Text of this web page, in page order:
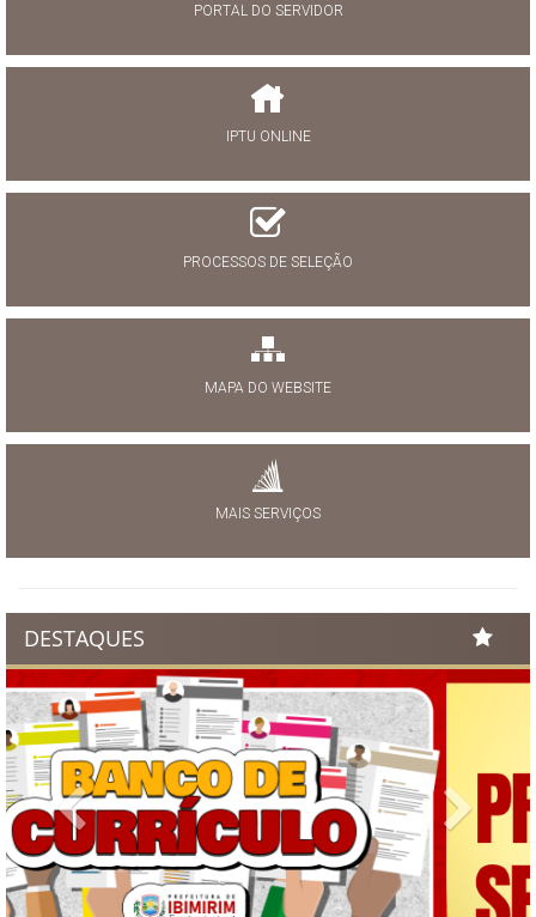
PORTAL DO SERVIDOR
IPTU ONLINE
PROCESSOS DE SELEÇÃO
MAPA DO WEBSITE
MAIS SERVIÇOS
DESTAQUES
Previous Next